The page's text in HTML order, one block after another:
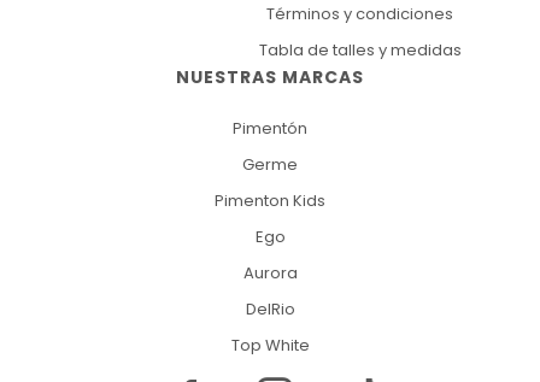
NUESTRAS MARCAS
Pimentón
Germe
Pimenton Kids
Ego
Aurora
DelRio
Top White
Términos y condiciones
Tabla de talles y medidas